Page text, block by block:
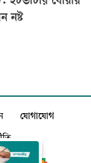
নষ্ট
যোগাযোগ